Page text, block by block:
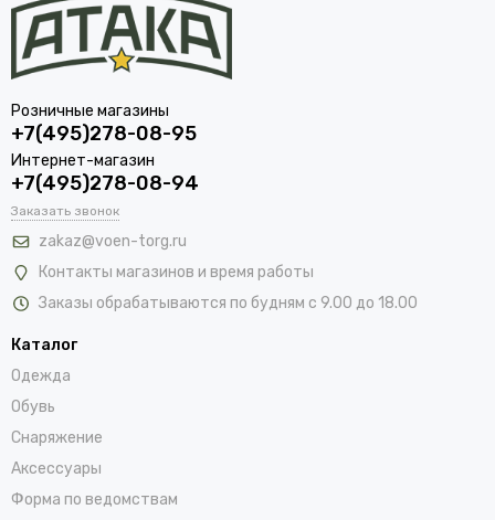
Розничные магазины
+7(495)278-08-95
Интернет-магазин
+7(495)278-08-94
Заказать звонок
zakaz@voen-torg.ru
Контакты магазинов и время работы
Заказы обрабатываются по будням с 9.00 до 18.00
Каталог
Одежда
Обувь
Снаряжение
Аксессуары
Форма по ведомствам